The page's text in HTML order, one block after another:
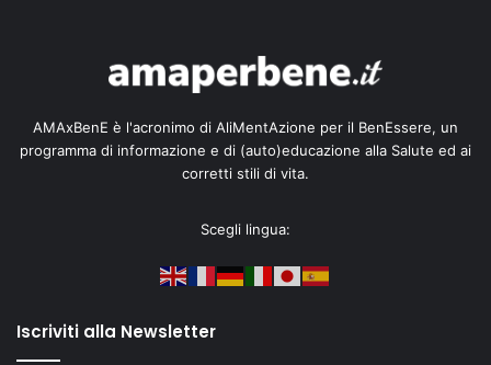
AMAxBenE è l'acronimo di AliMentAzione per il BenEssere, un
programma di informazione e di (auto)educazione alla Salute ed ai
corretti stili di vita.
Scegli lingua:
Iscriviti alla Newsletter